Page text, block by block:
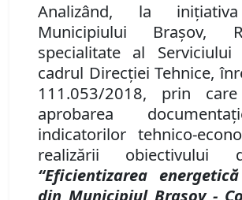
Analizând, la
Municipiului Braşov,
specialitate al
cadrul Direcţiei Tehnice,
111.053/2018, prin
aprobarea
indicatorilor tehnico-
realizării obiectivului
“Eficientizarea
din Municipiul Braşov -